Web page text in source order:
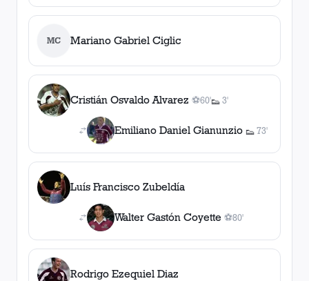
MC Mariano Gabriel Ciglic
Cristián Osvaldo Alvarez ⚽
1gol , 60'
60'👟
1asistencia
3'
Emiliano Daniel Gianunzio 👟
1asistencia
73'
Luís Francisco Zubeldía
Walter Gastón Coyette ⚽
1gol
80'
Rodrigo Ezequiel Diaz